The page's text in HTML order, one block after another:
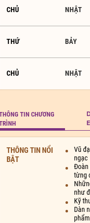
CHỦ NHẬT
THỨ BẢY
CHỦ NHẬT
TIN CHƯƠNG
THÔNG TIN NỔI
BẬT
Vũ
ngạc
Đoàn
từng
như
Kỹ
Dàn